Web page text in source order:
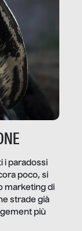
i paradossi
poco, si
marketing di
strade già
più